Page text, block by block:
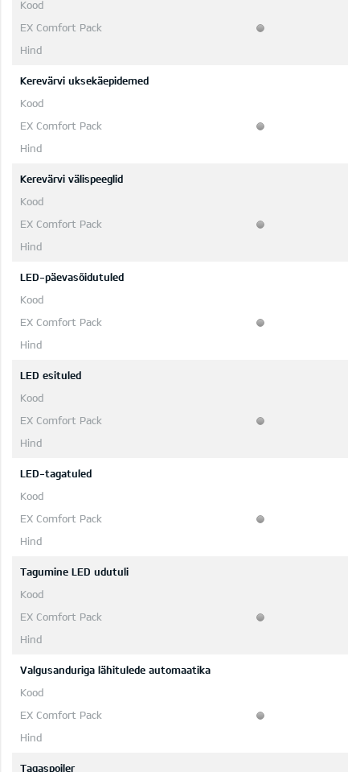
Kerevärvi uksekäepidemed
Kerevärvi välispeeglid
LED-päevasõidutuled
LED esituled
LED-tagatuled
Tagumine LED udutuli
Valgusanduriga lähitulede automaatika
Tagaspoiler